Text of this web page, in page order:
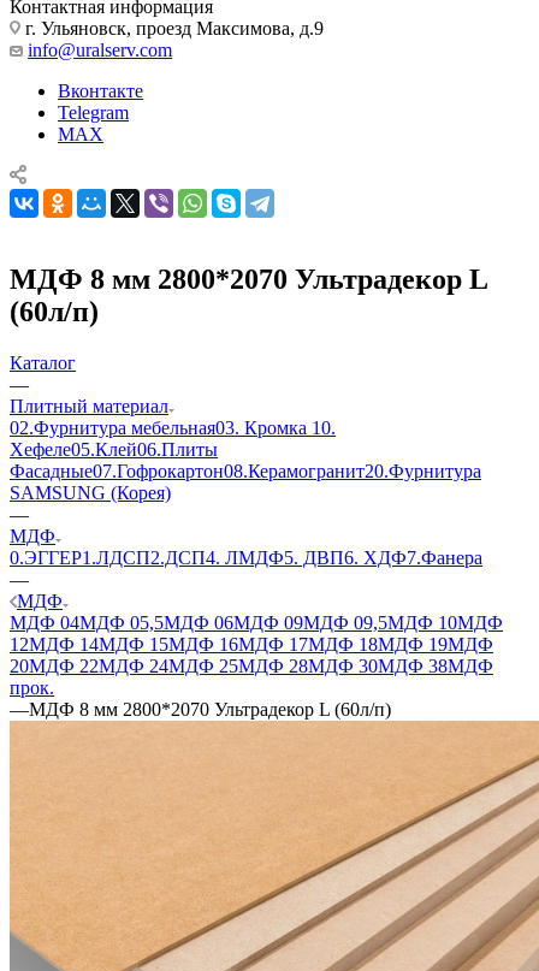
Контактная информация
г. Ульяновск, проезд Максимова, д.9
info@uralserv.com
Вконтакте
Telegram
MAX
МДФ 8 мм 2800*2070 Ультрадекор L
(60л/п)
Каталог
—
Плитный материал
02.Фурнитура мебельная03. Кромка 10.
Хефеле05.Клей06.Плиты
Фасадные07.Гофрокартон08.Керамогранит20.Фурнитура
SAMSUNG (Корея)
—
МДФ
0.ЭГГЕР1.ЛДСП2.ДСП4. ЛМДФ5. ДВП6. ХДФ7.Фанера
—
МДФ
МДФ 04МДФ 05,5МДФ 06МДФ 09МДФ 09,5МДФ 10МДФ
12МДФ 14МДФ 15МДФ 16МДФ 17МДФ 18МДФ 19МДФ
20МДФ 22МДФ 24МДФ 25МДФ 28МДФ 30МДФ 38МДФ
прок.
—МДФ 8 мм 2800*2070 Ультрадекор L (60л/п)